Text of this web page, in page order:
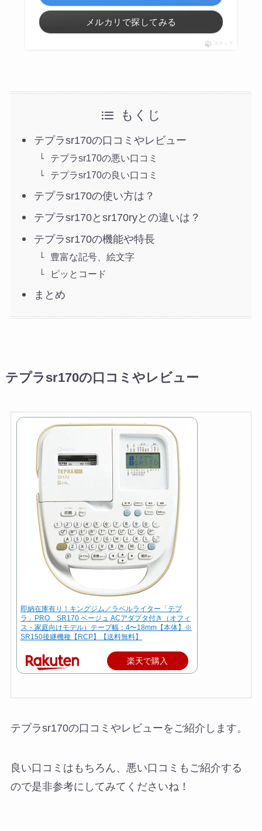
メルカリで探してみる
ポチップ
もくじ
テプラsr170の口コミやレビュー
テプラsr170の悪い口コミ
テプラsr170の良い口コミ
テプラsr170の使い方は？
テプラsr170とsr170ryとの違いは？
テプラsr170の機能や特長
豊富な記号、絵文字
ピッとコード
まとめ
テプラsr170の口コミやレビュー
即納在庫有り！キングジム／ラベルライター「テプ
ラ」PRO SR170 ベージュ ACアダプタ付き（オフィ
ス・家庭向けモデル）テープ幅：4〜18mm【本体】※
SR150後継機種【RCP】【送料無料】
楽天で購入
テプラsr170の口コミやレビューをご紹介します。
良い口コミはもちろん、悪い口コミもご紹介する
ので是非参考にしてみてくださいね！